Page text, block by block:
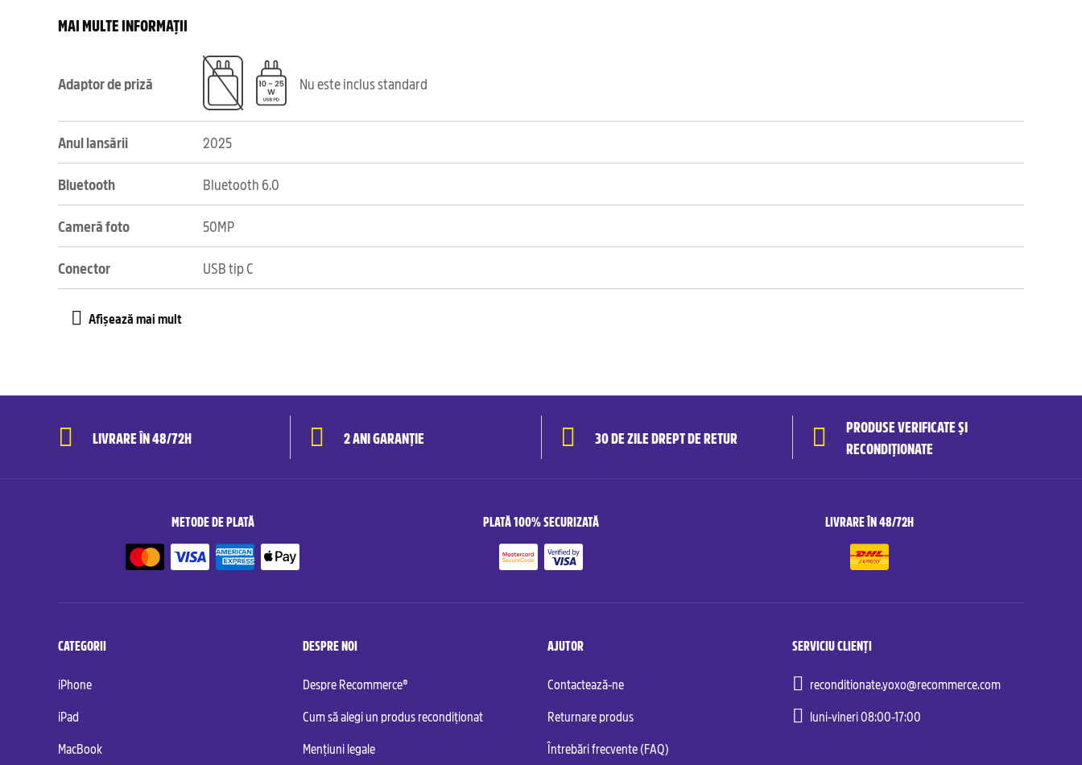
MAI MULTE INFORMAȚII
Adaptor de priză Nu este inclus standard
Anul lansării 2025
Bluetooth Bluetooth 6.0
Cameră foto 50MP
Conector USB tip C
LIVRARE ÎN 48/72H 2 ANI GARANȚIE 30 DE ZILE DREPT DE RETUR
PRODUSE VERIFICATE ȘI
RECONDIȚIONATE
METODE DE PLATĂ PLATĂ 100% SECURIZATĂ LIVRARE ÎN 48/72H
CATEGORII
iPhone
iPad
MacBook
DESPRE NOI
Despre Recommerce®
Cum să alegi un produs recondiționat
Mențiuni legale
AJUTOR
Contactează-ne
Returnare produs
Întrebări frecvente (FAQ)
SERVICIU CLIENȚI
reconditionate.yoxo@recommerce.com
luni-vineri 08:00-17:00